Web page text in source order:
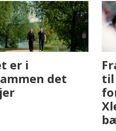
Fenistra endrer
eiendomsbransjen
med AI. Slik ser vi